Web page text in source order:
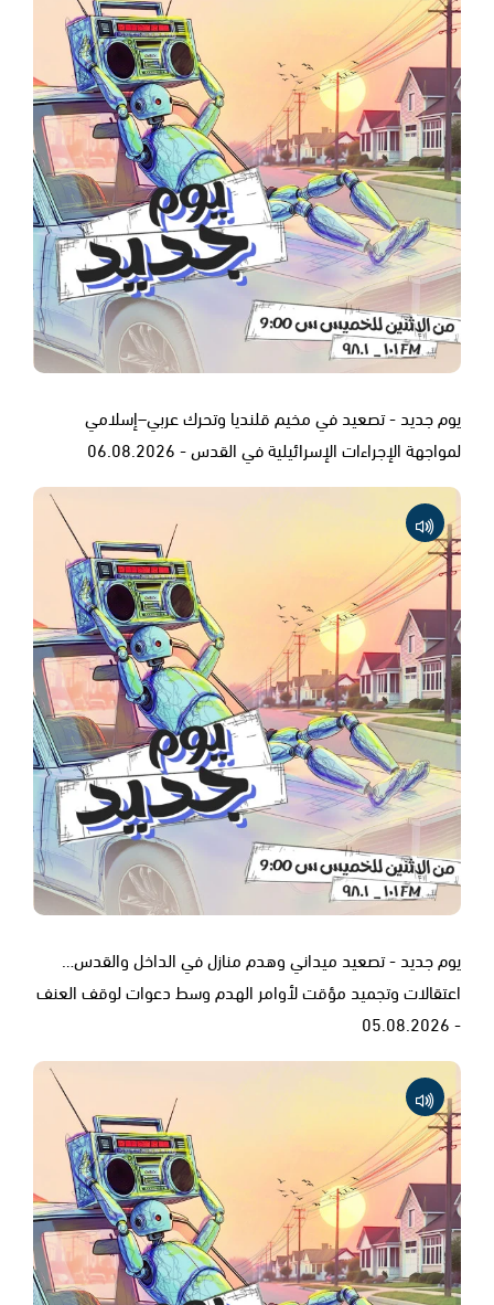
يوم جديد - تصعيد في مخيم قلنديا وتحرك عربي–إسلامي
لمواجهة الإجراءات الإسرائيلية في القدس - 06.08.2026
يوم جديد - تصعيد ميداني وهدم منازل في الداخل والقدس…
اعتقالات وتجميد مؤقت لأوامر الهدم وسط دعوات لوقف العنف
- 05.08.2026